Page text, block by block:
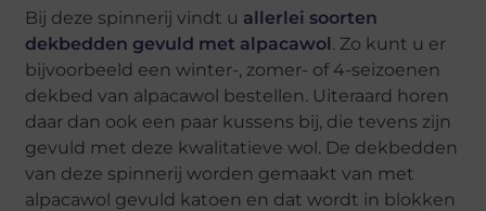
Bij deze spinnerij vindt u allerlei soorten
dekbedden gevuld met alpacawol. Zo kunt u er
bijvoorbeeld een winter-, zomer- of 4-seizoenen
dekbed van alpacawol bestellen. Uiteraard horen
daar dan ook een paar kussens bij, die tevens zijn
gevuld met deze kwalitatieve wol. De dekbedden
van deze spinnerij worden gemaakt van met
alpacawol gevuld katoen en dat wordt in blokken